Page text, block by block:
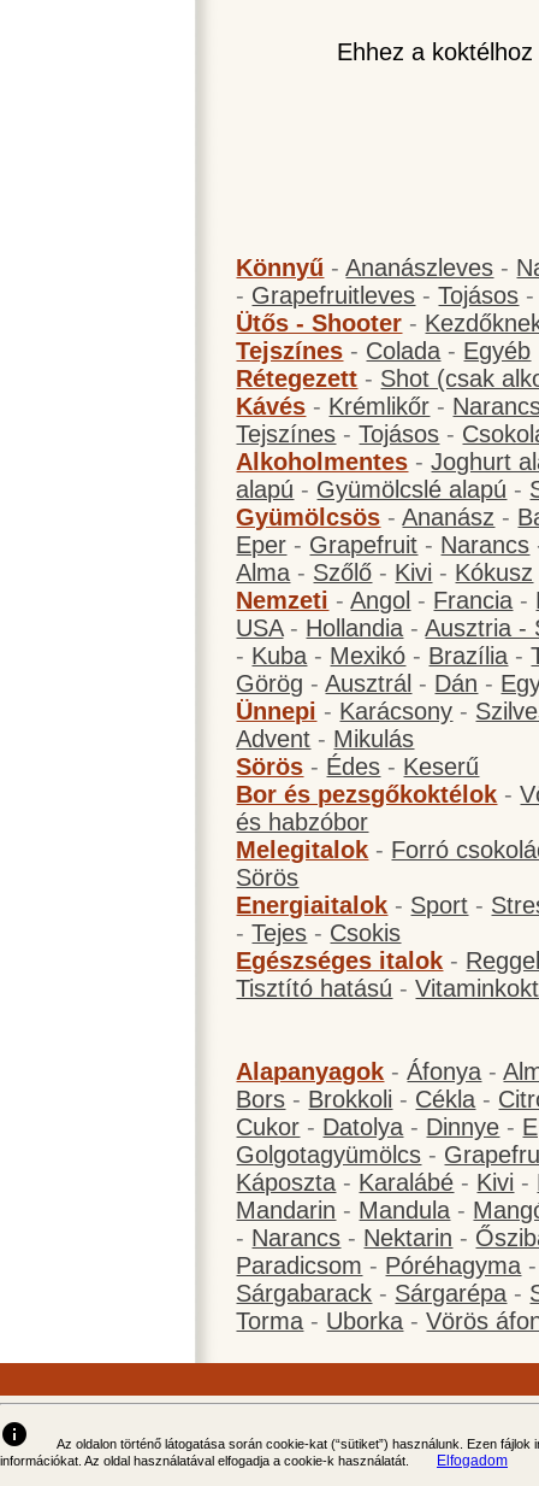
Ehhez a
Könnyű -Ananászleves -
- Grapefruitleves -Tojásos
Ütős - Shooter -
Tejszínes - Colada - Egyéb
Rétegezett - Shot (csak
Kávés - Krémlikőr -
Tejszínes -Tojásos -
Alkoholmentes -Joghurt
alapú - Gyümölcslé alapú -
Gyümölcsös -Ananász -
Eper - Grapefruit - Narancs
Alma - Szőlő - Kivi - Kókusz
Nemzeti -Angol - Francia -
USA- Hollandia -Ausztria -
- Kuba - Mexikó - Brazília -
Görög -Ausztrál - Dán -
Ünnepi - Karácsony -
Advent - Mikulás
Sörös - Édes - Keserű
Bor és pezsgőkoktélok -
és habzóbor
Melegitalok - Forró
Sörös
Energiaitalok - Sport -
-Tejes - Csokis
Egészséges italok -
Tisztító hatású -
Alapanyagok -Áfonya -
Bors - Brokkoli - Cékla -
Cukor - Datolya - Dinnye -
Golgotagyümölcs -
Káposzta - Karalábé - Kivi -
Mandarin - Mandula -
- Narancs - Nektarin -
Paradicsom - Póréhagyma
Sárgabarack - Sárgarépa -
Torma - Uborka -Vörös
info
Az oldalon történő látogatása során cookie-kat (“sütiket”) használunk. Ezen
információkat. Az oldal használatával elfogadja a cookie-k használatát.
Elfogadom